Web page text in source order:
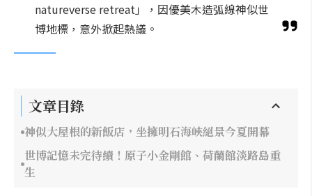
natureverse retreat」，因優美木造弧線神似世
博地標，意外掀起熱議。
文章目錄
神似大屋根的新飯店，坐擁明石海峽絕景今夏開幕
世博記憶未完待續！原子小金剛館、荷蘭館淡路島重
生